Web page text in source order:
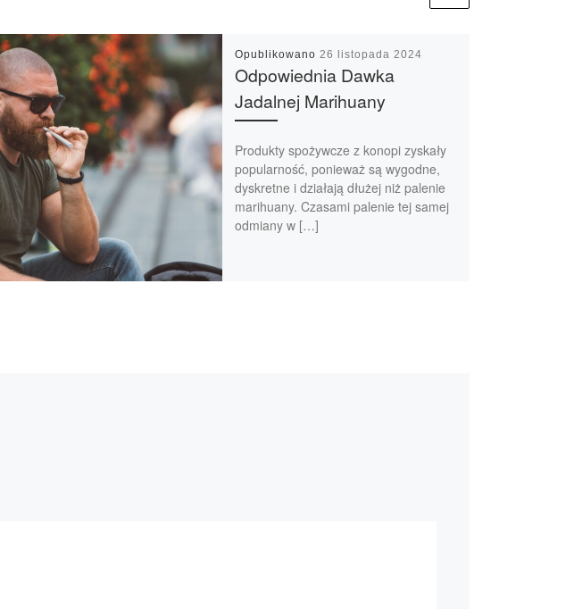
Opublikowano 26 listopada 2024
Odpowiednia Dawka
Jadalnej Marihuany
Produkty spożywcze z konopi zyskały
popularność, ponieważ są wygodne,
dyskretne i działają dłużej niż palenie
marihuany. Czasami palenie tej samej
odmiany w […]